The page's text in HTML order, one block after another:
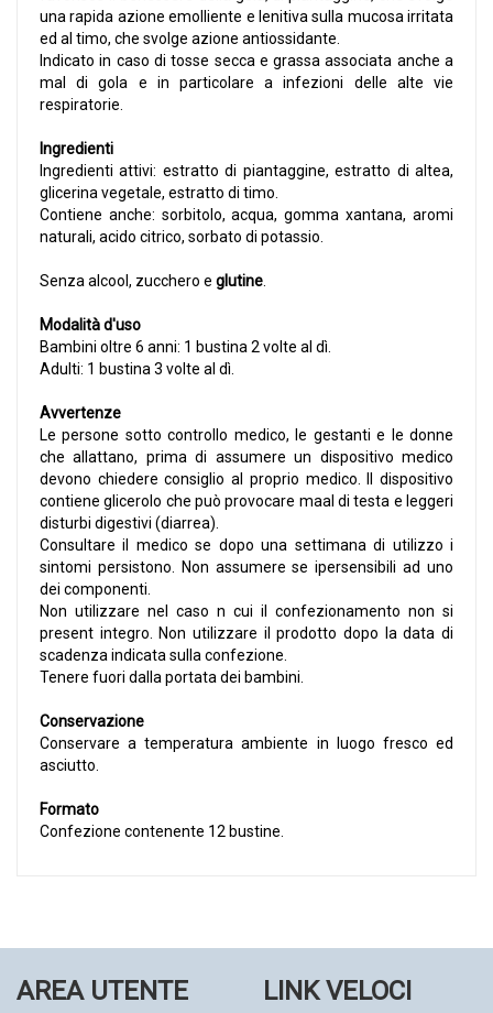
una rapida azione emolliente e lenitiva sulla mucosa irritata
ed al timo, che svolge azione antiossidante.
Indicato in caso di tosse secca e grassa associata anche a
mal di gola e in particolare a infezioni delle alte vie
respiratorie.
Ingredienti
Ingredienti attivi: estratto di piantaggine, estratto di altea,
glicerina vegetale, estratto di timo.
Contiene anche: sorbitolo, acqua, gomma xantana, aromi
naturali, acido citrico, sorbato di potassio.
Senza alcool, zucchero e glutine.
Modalità d'uso
Bambini oltre 6 anni: 1 bustina 2 volte al dì.
Adulti: 1 bustina 3 volte al dì.
Avvertenze
Le persone sotto controllo medico, le gestanti e le donne
che allattano, prima di assumere un dispositivo medico
devono chiedere consiglio al proprio medico. Il dispositivo
contiene glicerolo che può provocare maal di testa e leggeri
disturbi digestivi (diarrea).
Consultare il medico se dopo una settimana di utilizzo i
sintomi persistono. Non assumere se ipersensibili ad uno
dei componenti.
Non utilizzare nel caso n cui il confezionamento non si
present integro. Non utilizzare il prodotto dopo la data di
scadenza indicata sulla confezione.
Tenere fuori dalla portata dei bambini.
Conservazione
Conservare a temperatura ambiente in luogo fresco ed
asciutto.
Formato
Confezione contenente 12 bustine.
AREA UTENTE LINK VELOCI